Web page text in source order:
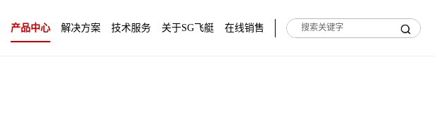
产品中心 解决方案 技术服务 关于SG飞艇 在线销售